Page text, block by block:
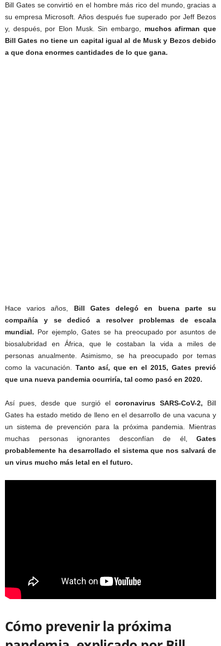
Bill Gates se convirtió en el hombre más rico del mundo, gracias a
su empresa Microsoft. Años después fue superado por Jeff Bezos
y, después, por Elon Musk. Sin embargo, muchos afirman que
Bill Gates no tiene un capital igual al de Musk y Bezos debido
a que dona enormes cantidades de lo que gana.
Hace varios años, Bill Gates delegó en buena parte su
compañía y se dedicó a resolver problemas de escala
mundial. Por ejemplo, Gates se ha preocupado por asuntos de
biosalubridad en África, que le costaban la vida a miles de
personas anualmente. Asimismo, se ha preocupado por temas
como la vacunación. Tanto así, que en el 2015, Gates previó
que una nueva pandemia ocurriría, tal como pasó en 2020.
Así pues, desde que surgió el coronavirus SARS-CoV-2, Bill
Gates ha estado metido de lleno en el desarrollo de una vacuna y
un sistema de prevención para la próxima pandemia. Mientras
muchas personas ignorantes desconfían de él, Gates
probablemente ha desarrollado el sistema que nos salvará de
un virus mucho más letal en el futuro.
Cómo prevenir la próxima